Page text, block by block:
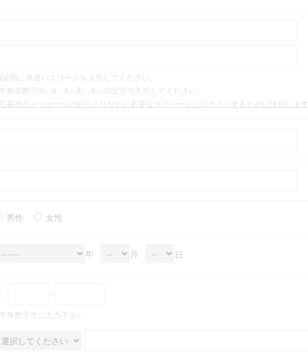
認用に再度パスワードを入力してください。
角英数字(0～9、A～Z)、6～20文字で入力してください。
募後のメッセージのやりとりなどに必要なマイページにログインするために使用しま
男性 女性
年 月 日
-
角数字でご入力下さい。